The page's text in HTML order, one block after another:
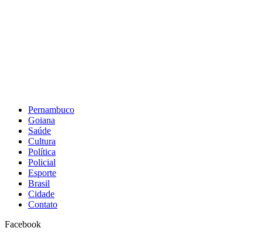
Pernambuco
Goiana
Saúde
Cultura
Política
Policial
Esporte
Brasil
Cidade
Contato
Facebook